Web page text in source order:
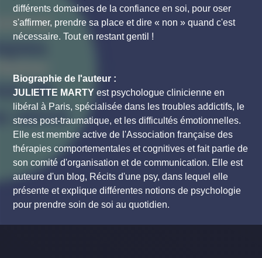
différents domaines de la confiance en soi, pour oser
s'affirmer, prendre sa place et dire « non » quand c'est
nécessaire. Tout en restant gentil !
Biographie de l'auteur :
JULIETTE MARTY est psychologue clinicienne en
libéral à Paris, spécialisée dans les troubles addictifs, le
stress post-traumatique, et les difficultés émotionnelles.
Elle est membre active de l'Association française des
thérapies comportementales et cognitives et fait partie de
son comité d'organisation et de communication. Elle est
auteure d'un blog, Récits d'une psy, dans lequel elle
présente et explique différentes notions de psychologie
pour prendre soin de soi au quotidien.